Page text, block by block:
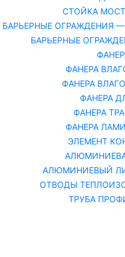
СТОЙКА
БАРЬЕРНЫЕ ОГРАЖДЕНИЯ
БАРЬЕРНЫЕ
ФАНЕРА
ФАНЕРА
ФАНЕРА
ФАНЕРА
ФАНЕРА
ЭЛЕМЕНТ
АЛЮМИНИЕВЫЙ
ОТВОДЫ
ТРУБА